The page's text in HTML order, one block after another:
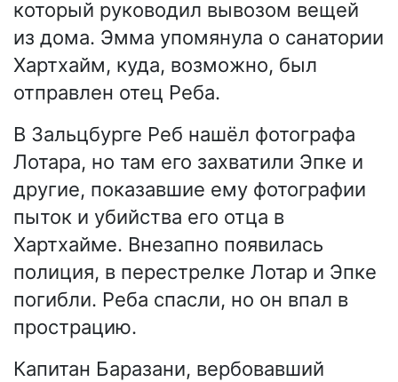
который руководил вывозом вещей
из дома. Эмма упомянула о санатории
Хартхайм, куда, возможно, был
отправлен отец Реба.
В Зальцбурге Реб нашёл фотографа
Лотара, но там его захватили Эпке и
другие, показавшие ему фотографии
пыток и убийства его отца в
Хартхайме. Внезапно появилась
полиция, в перестрелке Лотар и Эпке
погибли. Реба спасли, но он впал в
прострацию.
Капитан Баразани, вербовавший